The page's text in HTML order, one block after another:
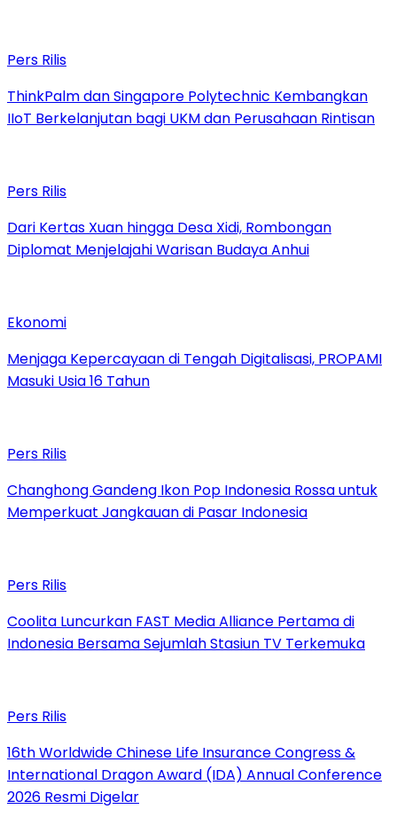
Pers Rilis
ThinkPalm dan Singapore Polytechnic Kembangkan
IIoT Berkelanjutan bagi UKM dan Perusahaan Rintisan
Pers Rilis
Dari Kertas Xuan hingga Desa Xidi, Rombongan
Diplomat Menjelajahi Warisan Budaya Anhui
Ekonomi
Menjaga Kepercayaan di Tengah Digitalisasi, PROPAMI
Masuki Usia 16 Tahun
Pers Rilis
Changhong Gandeng Ikon Pop Indonesia Rossa untuk
Memperkuat Jangkauan di Pasar Indonesia
Pers Rilis
Coolita Luncurkan FAST Media Alliance Pertama di
Indonesia Bersama Sejumlah Stasiun TV Terkemuka
Pers Rilis
16th Worldwide Chinese Life Insurance Congress &
International Dragon Award (IDA) Annual Conference
2026 Resmi Digelar